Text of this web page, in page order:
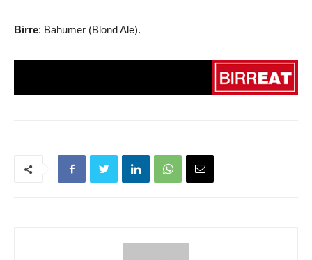
Birre: Bahumer (Blond Ale).